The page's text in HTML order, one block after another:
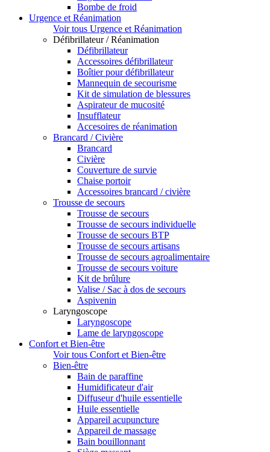
Bombe de froid
Urgence et Réanimation
Voir tous Urgence et Réanimation
Défibrillateur / Réanimation
Défibrillateur
Accessoires défibrillateur
Boîtier pour défibrillateur
Mannequin de secourisme
Kit de simulation de blessures
Aspirateur de mucosité
Insufflateur
Accesoires de réanimation
Brancard / Civière
Brancard
Civière
Couverture de survie
Chaise portoir
Accessoires brancard / civière
Trousse de secours
Trousse de secours
Trousse de secours individuelle
Trousse de secours BTP
Trousse de secours artisans
Trousse de secours agroalimentaire
Trousse de secours voiture
Kit de brûlure
Valise / Sac à dos de secours
Aspivenin
Laryngoscope
Laryngoscope
Lame de laryngoscope
Confort et Bien-être
Voir tous Confort et Bien-être
Bien-être
Bain de paraffine
Humidificateur d'air
Diffuseur d'huile essentielle
Huile essentielle
Appareil acupuncture
Appareil de massage
Bain bouillonnant